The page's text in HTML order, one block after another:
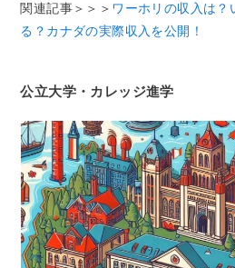
関連記事＞＞＞ ワーホリの収入は？
る？カナダの実際収入を公開！
公立大学・カレッジ進学